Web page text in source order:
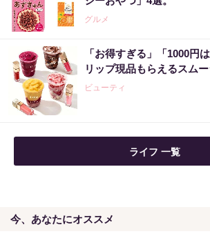
PR（株式会社MURA）
【当選】金運が上がる直
PR（合同会社デジタルファーム ）
グルメ
「お得すぎる」「1000円
リップ現品もらえるスム
ビューティ
ライフ 一覧
今、あなたにオススメ